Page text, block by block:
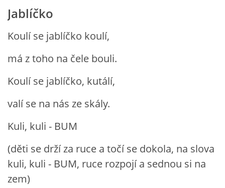
VÝTVARNÉ AKTIVITY - JARO
VÝTVARNÉ AKTIVITY - PODZIM
VÝTVARNÉ AKTIVITY - ZIMA
HÁDANKY K TÉMATU JARO, LÉTO, PODZIM,ZIMA
Jablíčko
Koulí se jablíčko koulí,
má z toho na čele bouli.
Koulí se jablíčko, kutálí,
valí se na nás ze skály.
Kuli, kuli - BUM
(děti se drží za ruce a točí se dokola, na slova
kuli, kuli - BUM, ruce rozpojí a sednou si na
zem)